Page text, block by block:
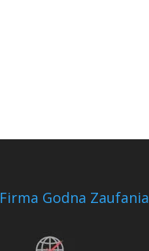
Firma Godna Zaufania